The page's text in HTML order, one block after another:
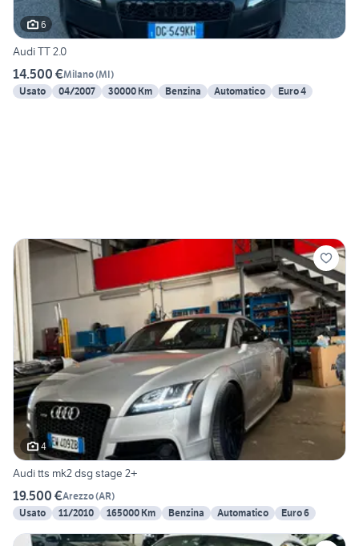
6
Audi TT 2.0
14.500 €Milano(MI)
Usato
04/2007 30000 Km Benzina Automatico Euro 4
4
Audi tts mk2 dsg stage 2+
19.500 €Arezzo(AR)
Usato
11/2010 165000 Km Benzina Automatico Euro 6